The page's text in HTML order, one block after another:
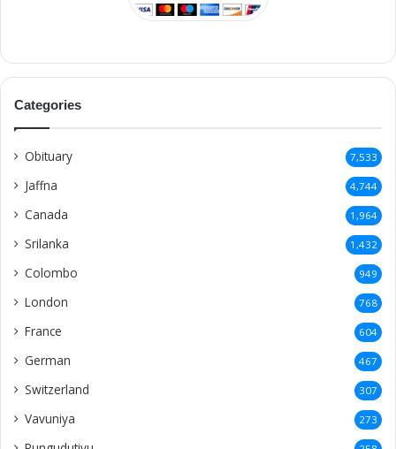
Categories
Obituary 7,533
Jaffna 4,744
Canada 1,964
Srilanka 1,432
Colombo 949
London 768
France 604
German 467
Switzerland 307
Vavuniya 273